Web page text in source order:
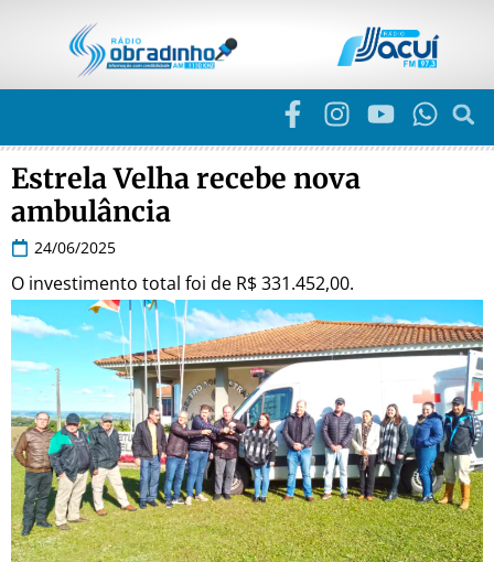
Estrela Velha recebe nova
ambulância
24/06/2025
O investimento total foi de R$ 331.452,00.